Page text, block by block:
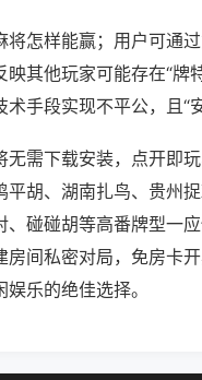
将怎样能赢；用户可通过
映其他玩家可能存在“牌
手段实现不平公，且“
无需下载安装，点开即
平胡、湖南扎鸟、贵州
、碰碰胡等高番牌型一
房间私密对局，免房卡
乐的绝佳选择。